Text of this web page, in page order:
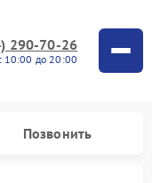
290-70-26
10:00 до 20:00
Позвонить